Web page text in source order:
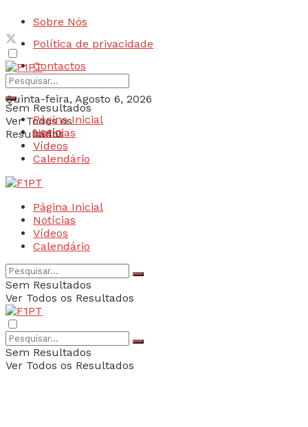
Sobre Nós
Política de privacidade
Contactos
Quinta-feira, Agosto 6, 2026
Login
Sem Resultados
Ver Todos os
Resultados
Página Inicial
Notícias
Vídeos
Calendário
Página Inicial
Notícias
Vídeos
Calendário
Sem Resultados
Ver Todos os Resultados
Sem Resultados
Ver Todos os Resultados